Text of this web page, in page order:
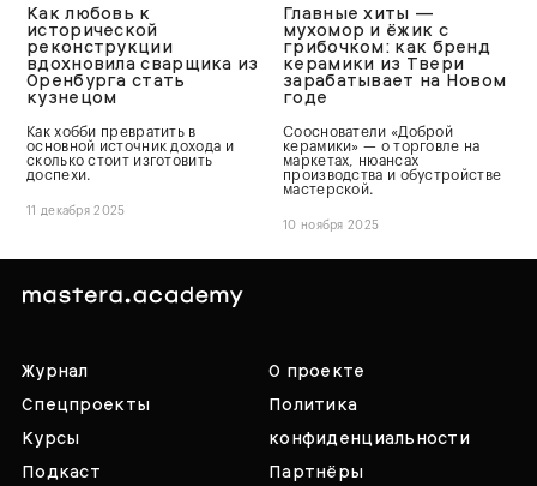
Как любовь к
исторической
реконструкции
вдохновила сварщика из
Оренбурга стать
кузнецом
Как хобби превратить в
основной источник дохода и
сколько стоит изготовить
доспехи.
11 декабря 2025
Главные хиты —
мухомор и ёжик с
грибочком: как бренд
керамики из Твери
зарабатывает на Новом
годе
Сооснователи «Доброй
керамики» — о торговле на
маркетах, нюансах
производства и обустройстве
мастерской.
10 ноября 2025
Журнал
Спецпроекты
Курсы
Подкаст
О проекте
Политика
конфиденциальности
Партнёры